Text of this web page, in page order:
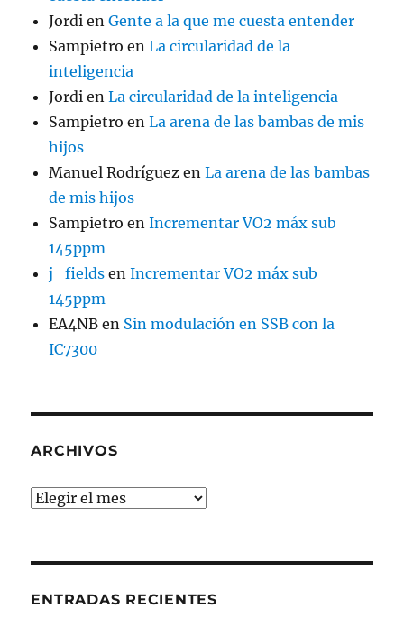
Jordi enGente a la que me cuesta entender
Sampietro enLa circularidad de la
inteligencia
Jordi enLa circularidad de la inteligencia
Sampietro enLa arena de las bambas de mis
hijos
Manuel Rodríguez enLa arena de las bambas
de mis hijos
Sampietro enIncrementar VO2 máx sub
145ppm
j_fields enIncrementar VO2 máx sub
145ppm
EA4NB en Sin modulación en SSB con la
IC7300
ARCHIVOS
Archivos
ENTRADAS RECIENTES